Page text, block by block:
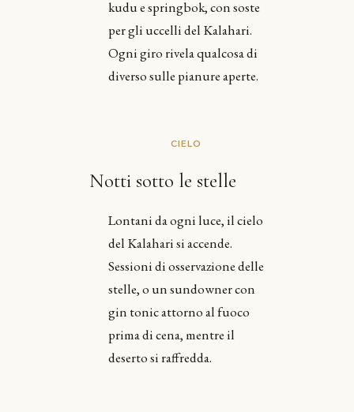
kudu e springbok, con soste
per gli uccelli del Kalahari.
Ogni giro rivela qualcosa di
diverso sulle pianure aperte.
CIELO
Notti sotto le stelle
Lontani da ogni luce, il cielo
del Kalahari si accende.
Sessioni di osservazione delle
stelle, o un sundowner con
gin tonic attorno al fuoco
prima di cena, mentre il
deserto si raffredda.